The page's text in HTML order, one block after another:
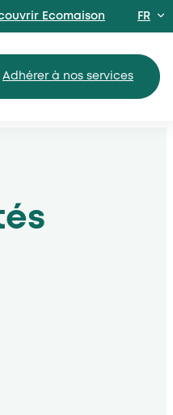
Ecomaison FR
Adhérer à nos services